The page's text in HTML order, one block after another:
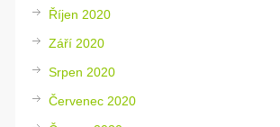
Říjen 2020
Září 2020
Srpen 2020
Červenec 2020